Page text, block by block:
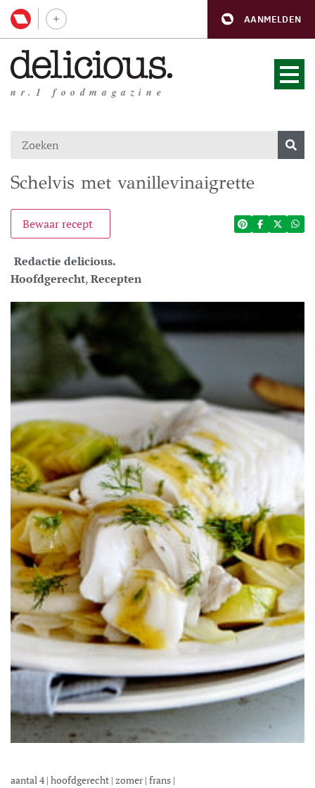
AANMELDEN
nr.1 foodmagazine
Schelvis met vanillevinaigrette
Bewaar recept
Redactie delicious.
Hoofdgerecht,Recepten
aantal 4| hoofdgerecht | zomer| frans |